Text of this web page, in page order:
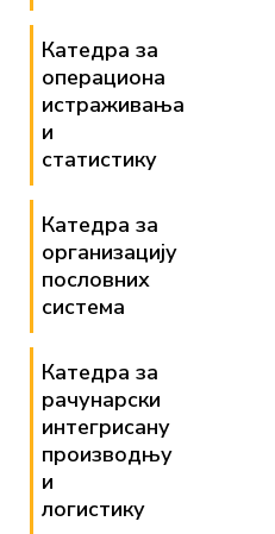
Катедра за
операциона
истраживања
и
статистику
Катедра за
организацију
пословних
система
Катедра за
рачунарски
интегрисану
производњу
и
логистику